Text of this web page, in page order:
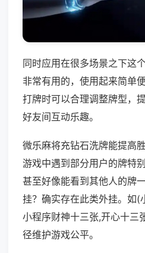
同时应用在很多场景之下这
非常有用的，使用起来简单
打牌时可以合理调整牌型，
好友间互动乐趣。
微乐麻将充钻石洗牌能提高
游戏中遇到部分用户的牌特
甚至好像能看到其他人的牌
挂？确实存在此类外挂。如(
小程序财神十三张,开心十三
径维护游戏公平。